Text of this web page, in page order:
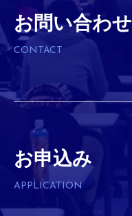
お問い合わせ
CONTACT
お申込み
APPLICATION